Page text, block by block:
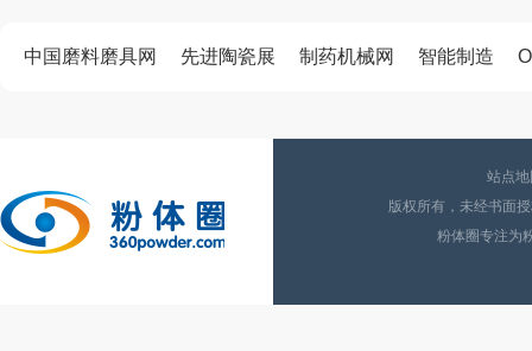
中国磨料磨具网 先进陶瓷展 制药机械网 智能制造
站点
版权所有，未经书面
粉体圈专注为